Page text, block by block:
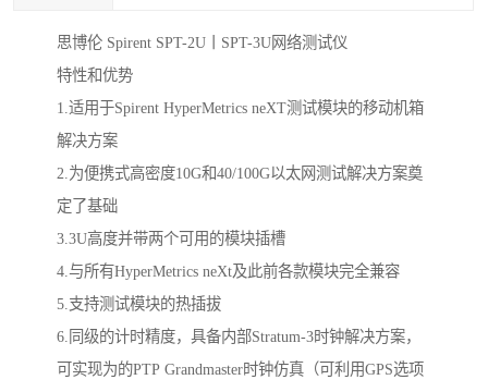
思博伦 Spirent SPT-2U丨SPT-3U网络测试仪
特性和优势
1.适用于Spirent HyperMetrics neXT测试模块的移动机箱
解决方案
2.为便携式高密度10G和40/100G以太网测试解决方案奠
定了基础
3.3U高度并带两个可用的模块插槽
4.与所有HyperMetrics neXt及此前各款模块完全兼容
5.支持测试模块的热插拔
6.同级的计时精度，具备内部Stratum-3时钟解决方案，
可实现为的PTP Grandmaster时钟仿真（可利用GPS选项